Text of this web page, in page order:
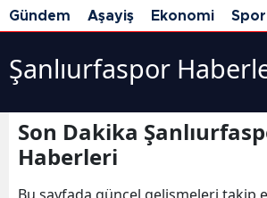
Gündem Aşayiş Ekonomi Spor
Şanlıurfaspor
Son Dakika
Haberleri